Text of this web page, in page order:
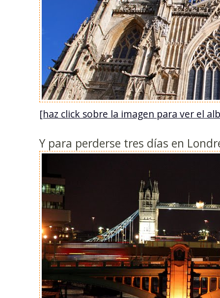
[haz click sobre la imagen para ver el
Y para perderse tres días en